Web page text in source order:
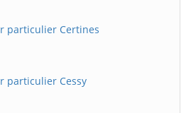
particulier Certines
particulier Cessy